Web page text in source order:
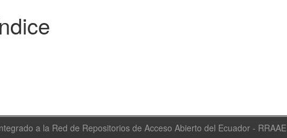
a la Red de Repositorios de Acceso Abierto del Ecuador - RRAAE